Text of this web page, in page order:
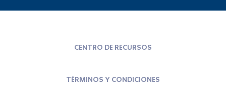
CENTRO DE RECURSOS
TÉRMINOS Y CONDICIONES